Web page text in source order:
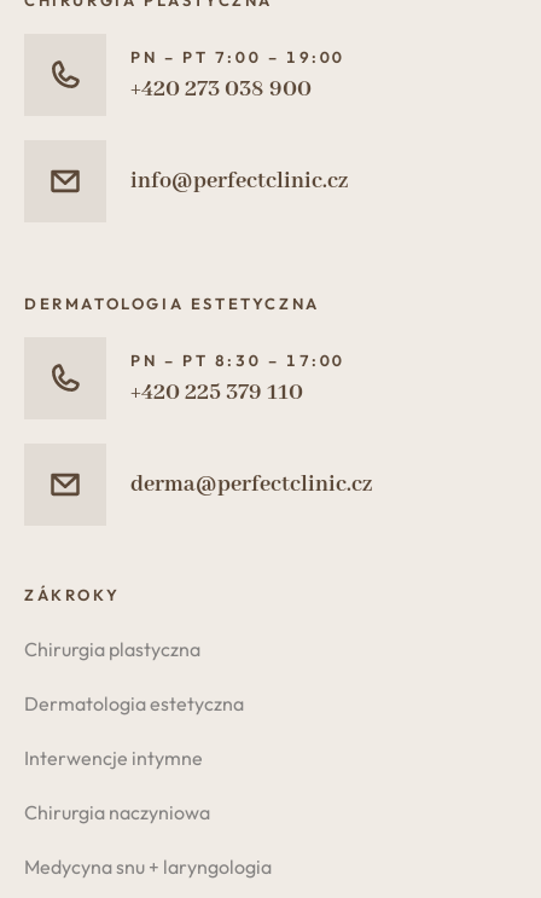
PN – PT 7:00 – 19:00
+420 273 038 900
info@perfectclinic.cz
DERMATOLOGIA ESTETYCZNA
PN – PT 8:30 – 17:00
+420 225 379 110
derma@perfectclinic.cz
ZÁKROKY
Chirurgia plastyczna
Dermatologia estetyczna
Interwencje intymne
Chirurgia naczyniowa
Medycyna snu + laryngologia